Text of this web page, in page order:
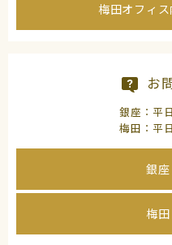
梅田オフィ
お
銀座：平
梅田：平
銀座
梅田